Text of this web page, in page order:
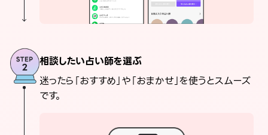
相談したい占い師を選ぶ
迷ったら「おすすめ」や「おまかせ」を使うとスムーズ
です。